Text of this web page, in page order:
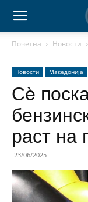
Почетна Новости
Новости Македонија
Сè
раст на
23/06/2025